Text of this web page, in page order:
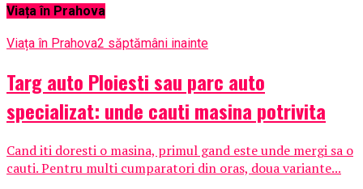
Viața în Prahova
Viața în Prahova2 săptămâni inainte
Targ auto Ploiesti sau parc auto
specializat: unde cauti masina potrivita
Cand iti doresti o masina, primul gand este unde mergi sa o
cauti. Pentru multi cumparatori din oras, doua variante...